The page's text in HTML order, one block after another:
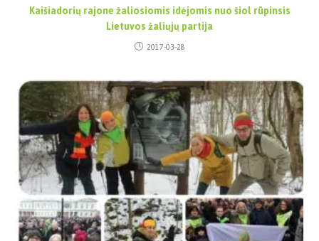
Kaišiadorių rajone žaliosiomis idėjomis nuo šiol rūpinsis
Lietuvos žaliųjų partija
2017-03-28